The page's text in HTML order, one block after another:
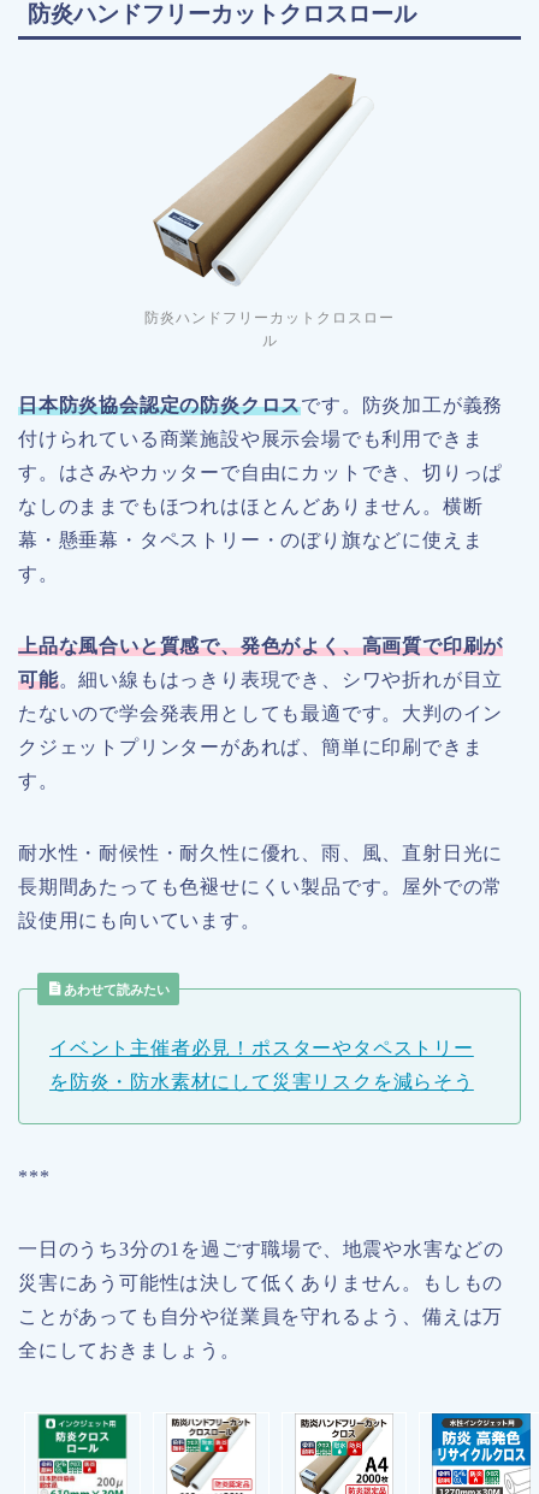
防炎ハンドフリーカットクロスロール
防炎ハンドフリーカットクロスロー
ル
日本防炎協会認定の防炎クロスです。防炎加工が義務
付けられている商業施設や展示会場でも利用できま
す。はさみやカッターで自由にカットでき、切りっぱ
なしのままでもほつれはほとんどありません。横断
幕・懸垂幕・タペストリー・のぼり旗などに使えま
す。
上品な風合いと質感で、発色がよく、高画質で印刷が
可能。細い線もはっきり表現でき、シワや折れが目立
たないので学会発表用としても最適です。大判のイン
クジェットプリンターがあれば、簡単に印刷できま
す。
耐水性・耐候性・耐久性に優れ、雨、風、直射日光に
長期間あたっても色褪せにくい製品です。屋外での常
設使用にも向いています。
あわせて読みたい
イベント主催者必見！ポスターやタペストリー
を防炎・防水素材にして災害リスクを減らそう
***
一日のうち3分の1を過ごす職場で、地震や水害などの
災害にあう可能性は決して低くありません。もしもの
ことがあっても自分や従業員を守れるよう、備えは万
全にしておきましょう。